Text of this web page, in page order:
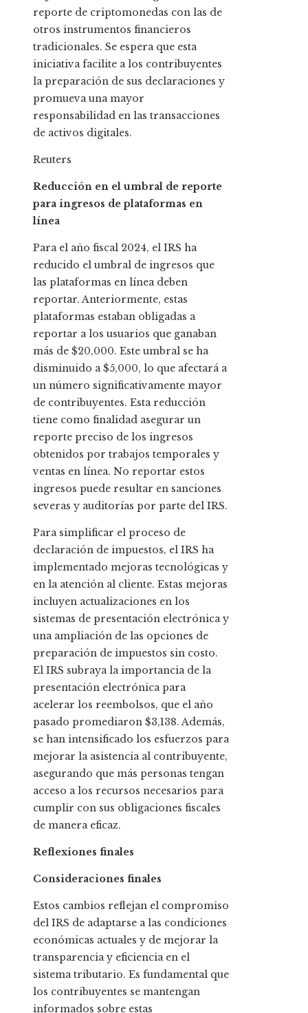
reporte de criptomonedas con las de
otros instrumentos financieros
tradicionales. Se espera que esta
iniciativa facilite a los contribuyentes
la preparación de sus declaraciones y
promueva una mayor
responsabilidad en las transacciones
de activos digitales.
Reuters
Reducción en el umbral de reporte
para ingresos de plataformas en
línea
Para el año fiscal 2024, el IRS ha
reducido el umbral de ingresos que
las plataformas en línea deben
reportar. Anteriormente, estas
plataformas estaban obligadas a
reportar a los usuarios que ganaban
más de $20,000. Este umbral se ha
disminuido a $5,000, lo que afectará a
un número significativamente mayor
de contribuyentes. Esta reducción
tiene como finalidad asegurar un
reporte preciso de los ingresos
obtenidos por trabajos temporales y
ventas en línea. No reportar estos
ingresos puede resultar en sanciones
severas y auditorías por parte del IRS.
Para simplificar el proceso de
declaración de impuestos, el IRS ha
implementado mejoras tecnológicas y
en la atención al cliente. Estas mejoras
incluyen actualizaciones en los
sistemas de presentación electrónica y
una ampliación de las opciones de
preparación de impuestos sin costo.
El IRS subraya la importancia de la
presentación electrónica para
acelerar los reembolsos, que el año
pasado promediaron $3,138. Además,
se han intensificado los esfuerzos para
mejorar la asistencia al contribuyente,
asegurando que más personas tengan
acceso a los recursos necesarios para
cumplir con sus obligaciones fiscales
de manera eficaz.
Reflexiones finales
Consideraciones finales
Estos cambios reflejan el compromiso
del IRS de adaptarse a las condiciones
económicas actuales y de mejorar la
transparencia y eficiencia en el
sistema tributario. Es fundamental que
los contribuyentes se mantengan
informados sobre estas